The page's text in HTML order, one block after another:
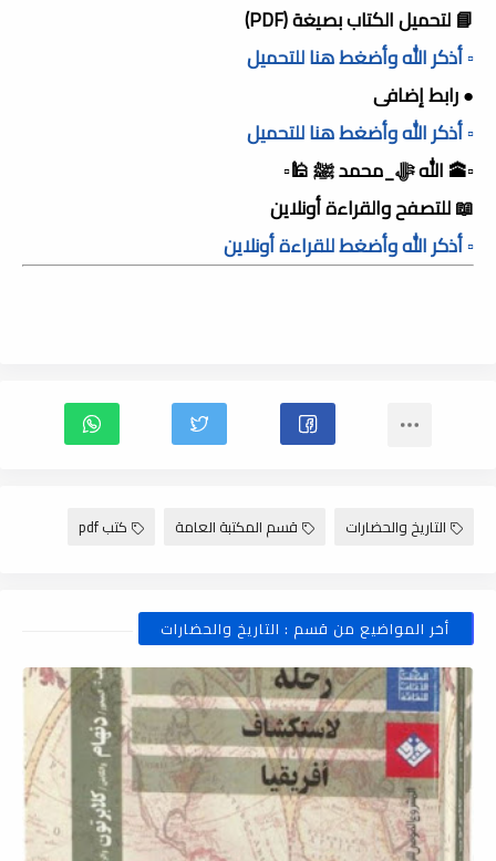
📘 لتحميل الكتاب بصيغة (PDF)
▫️ أذكر الله وأضغط هنا للتحميل
● رابط إضافى
▫️ أذكر الله وأضغط هنا للتحميل
▫️🕋 الله ﷻ_محمد ﷺ 🕌▫️
📖 للتصفح والقراءة أونلاين
▫️ أذكر الله وأضغط للقراءة أونلاين
التاريخ والحضارات قسم المكتبة العامة كتب pdf
أخر المواضيع من قسم : التاريخ والحضارات